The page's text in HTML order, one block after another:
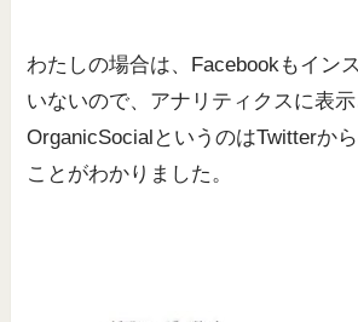
わたしの場合は、Facebookもイン
いないので、アナリティクスに表
OrganicSocialというのはTwitterか
ことがわかりました。